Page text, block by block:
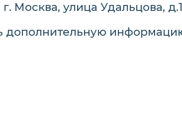
г. Москва, улица Удальцова,
дополнительную